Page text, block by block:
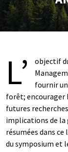
L’
objectif
fournir
forêt; encourager
futures
implications de la
résumées dans
du symposium et